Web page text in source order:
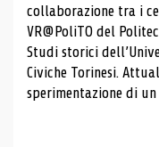
collaborazione tra i
VR@PoliTO del
Studi storici
Civiche Torinesi.
sperimentazione di